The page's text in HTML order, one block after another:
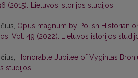
(2015): Lietuvos istorijos studijos
Opus magnum by Polish Historian
Vol. 49 (2022): Lietuvos istorijos
Honorable Jubilee of Vygintas
studijos